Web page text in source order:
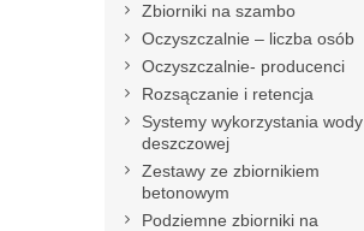
Zbiorniki na szambo
Oczyszczalnie – liczba osób
Oczyszczalnie- producenci
Rozsączanie i retencja
Systemy wykorzystania wody
deszczowej
Zestawy ze zbiornikiem
betonowym
Podziemne zbiorniki na